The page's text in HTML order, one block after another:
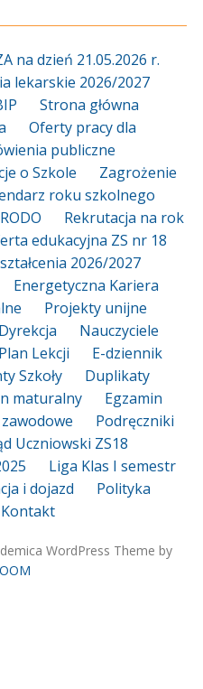
na dzień 21.05.2026 r.
lekarskie 2026/2027
Strona główna
Oferty pracy dla
publiczne
o Szkole
Zagrożenie
roku szkolnego
Rekrutacja na rok
edukacyjna ZS nr 18
2026/2027
Energetyczna Kariera
Projekty unijne
Dyrekcja
Nauczyciele
Plan Lekcji
E-dziennik
Szkoły
Duplikaty
maturalny
Egzamin
Podręczniki
Uczniowski ZS18
Liga Klas I semestr
i dojazd
Polityka
Kontakt
WordPress Theme by